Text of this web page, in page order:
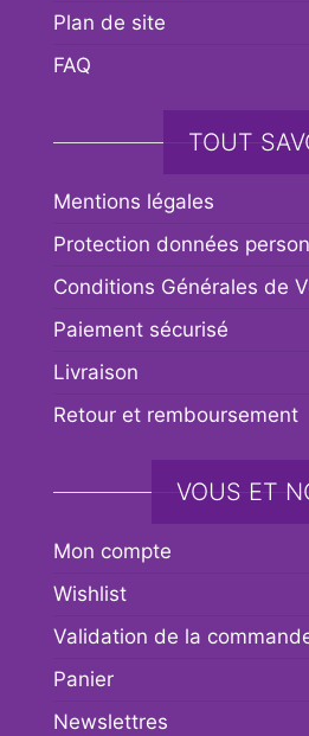
Plan de site
FAQ
TOUT
Mentions légales
Protection données
Conditions Générales de
Paiement sécurisé
Livraison
Retour et remboursement
VOUS ET
Mon compte
Wishlist
Validation de la
Panier
Newslettres